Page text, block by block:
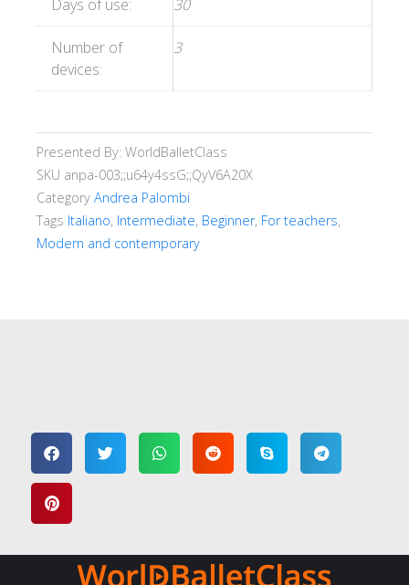
Days of use: 30
Number of
devices:
3
Presented By: WorldBalletClass
SKU anpa-003;;u64y4ssG;;QyV6A20X
Category Andrea Palombi
Tags Italiano, Intermediate, Beginner, For teachers,
Modern and contemporary